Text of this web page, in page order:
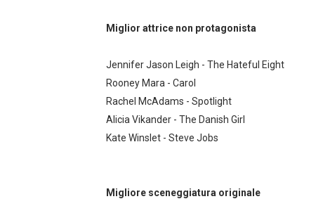
Miglior attrice non protagonista
Jennifer Jason Leigh - The Hateful Eight
Rooney Mara - Carol
Rachel McAdams - Spotlight
Alicia Vikander - The Danish Girl
Kate Winslet - Steve Jobs
Migliore sceneggiatura originale